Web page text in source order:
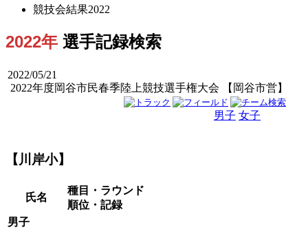
競技会結果2022
2022年 選手記録検索
2022/05/21
2022年度岡谷市民春季陸上競技選手権大会 【岡谷市営】
男子 女子
【川岸小】
氏名
種目・ラウンド
順位・記録
男子